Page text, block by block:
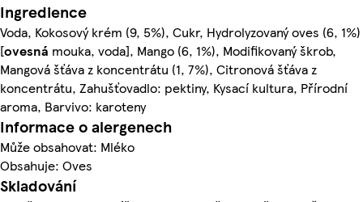
Ingredience
Voda, Kokosový krém (9, 5%), Cukr, Hydrolyzovaný oves (6, 1%)
[ovesná mouka, voda], Mango (6, 1%), Modifikovaný škrob,
Mangová šťáva z koncentrátu (1, 7%), Citronová šťáva z
koncentrátu, Zahušťovadlo: pektiny, Kysací kultura, Přírodní
aroma, Barvivo: karoteny
Informace o alergenech
Může obsahovat: Mléko
Obsahuje: Oves
Skladování